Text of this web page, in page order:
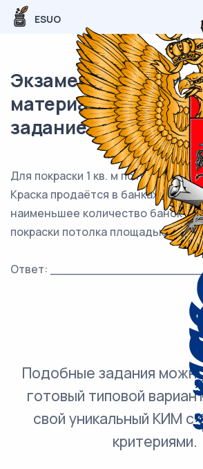
ESUO
Экзаменационный
материал ЕГЭ / База
задание (24) / 313
Для покраски 1 кв. м потолка
Краска продаётся в банках по 2,5
наименьшее количество банок
покраски потолка площадью 41 кв.
Ответ:
Подобные задания
готовый типовой
свой уникальный КИМ с
критериями.